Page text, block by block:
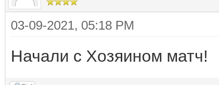
03-09-2021, 05:18 PM
Начали с Хозяином матч!